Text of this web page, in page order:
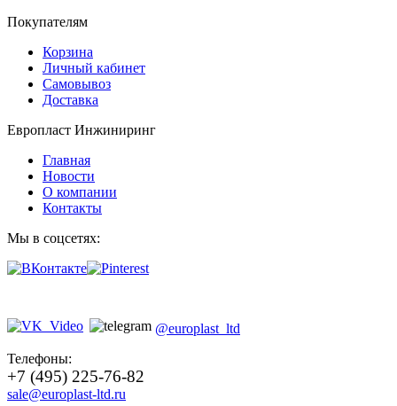
Покупателям
Корзина
Личный кабинет
Самовывоз
Доставка
Европласт Инжиниринг
Главная
Новости
О компании
Контакты
Мы в соцсетях:
@europlast_ltd
Телефоны:
+7 (495) 225-76-82
sale@europlast-ltd.ru